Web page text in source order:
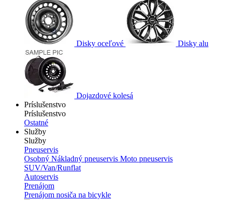
Disky oceľové Disky alu
Dojazdové kolesá
Príslušenstvo
Príslušenstvo
Ostatné
Služby
Služby
Pneuservis
Osobný Nákladný pneuservis Moto pneuservis
SUV/Van/Runflat
Autoservis
Prenájom
Prenájom nosiča na bicykle